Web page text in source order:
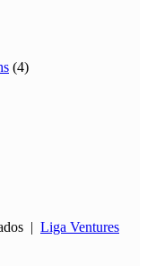
(4)
| Liga Ventures